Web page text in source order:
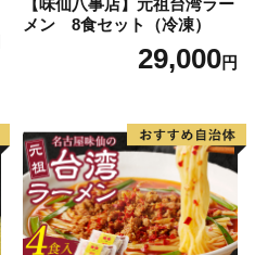
メン 8食セット（冷凍）
29,000円